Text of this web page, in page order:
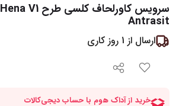
سرویس کاورلحاف کلسی طرح Hena V1
Antrasit
ارسال از 1 روز کاری